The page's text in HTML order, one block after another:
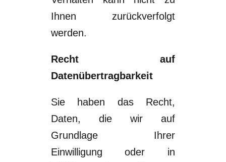
Ihnen zurückverfolgt
werden.
Recht auf
Datenübertragbarkeit
Sie haben das Recht,
Daten, die wir auf
Grundlage Ihrer
Einwilligung oder in